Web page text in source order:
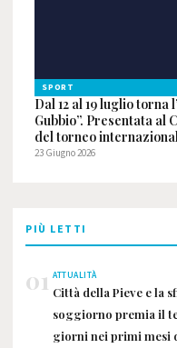
SPORT
Dal 12 al 19 luglio torna
Gubbio”. Presentata al
del torneo
23 Giugno 2026
PIÙ LETTI
01 ATTUALITÀ
Città della Pieve e la
soggiorno premia il
giorni nei primi mesi